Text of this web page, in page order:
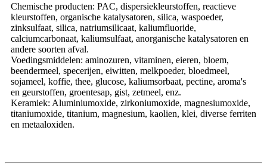
Chemische producten: PAC, dispersiekleurstoffen, reactieve
kleurstoffen, organische katalysatoren, silica, waspoeder,
zinksulfaat, silica, natriumsilicaat, kaliumfluoride,
calciumcarbonaat, kaliumsulfaat, anorganische katalysatoren en
andere soorten afval.
Voedingsmiddelen: aminozuren, vitaminen, eieren, bloem,
beendermeel, specerijen, eiwitten, melkpoeder, bloedmeel,
sojameel, koffie, thee, glucose, kaliumsorbaat, pectine, aroma's
en geurstoffen, groentesap, gist, zetmeel, enz.
Keramiek: Aluminiumoxide, zirkoniumoxide, magnesiumoxide,
titaniumoxide, titanium, magnesium, kaolien, klei, diverse ferriten
en metaaloxiden.